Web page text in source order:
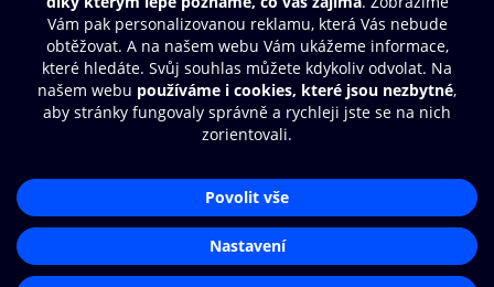
Další zábava
© O2 Czech Republic a.s.
Zásady zpracování osobních údajů
Nastavení cookies
Aplikace O2 Knihovna
Čti a poslouchej své e-knihy a
audioknihy rychleji a pohodlněji.